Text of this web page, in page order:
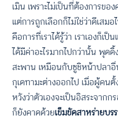
เมิน เพราะไม่เป็นที่ต้องการขอ
แต่การถูกเลือกก็ไม่ใช่ว่าดีเสม
คือการที่เราได้รู้ว่า เราเองก็เ
ได้มีค่าอะไรมากไปกว่านั้น พุด
สะพาน เหมือนกับซูชิหน้าปลา
กุเดทามะต่างออกไป เมื่อผู้คน
หวังว่าตัวเองจะเป็นอิสระจาก
ก็ยังคาดด้วยเข็มขัดสาหร่ายบ